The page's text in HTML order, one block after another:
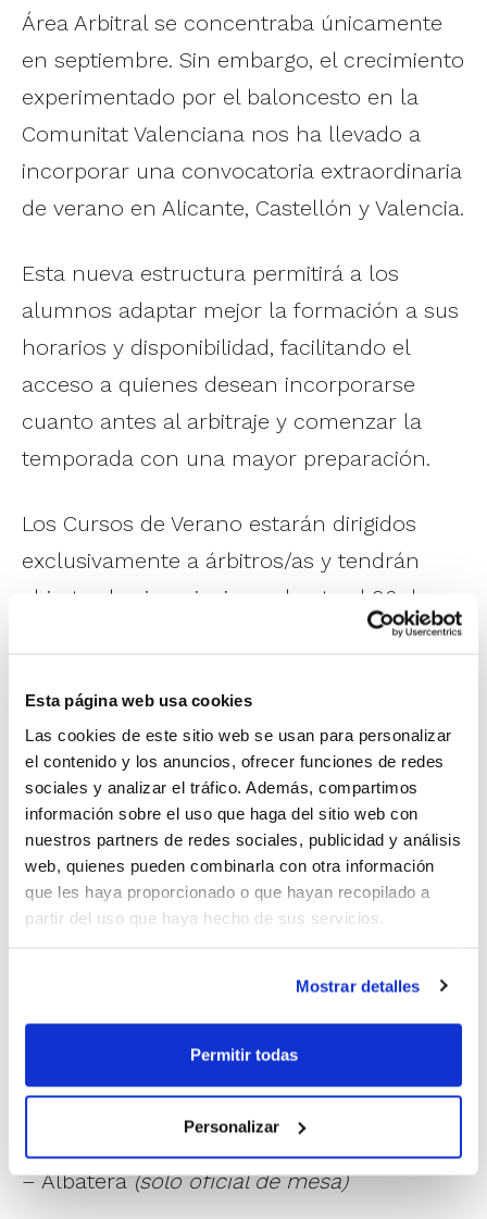
Esta página web usa cookies
Las cookies de este sitio web se usan para personalizar
el contenido y los anuncios, ofrecer funciones de redes
sociales y analizar el tráfico. Además, compartimos
información sobre el uso que haga del sitio web con
nuestros partners de redes sociales, publicidad y análisis
web, quienes pueden combinarla con otra información
que les haya proporcionado o que hayan recopilado a
partir del uso que haya hecho de sus servicios.
Mostrar detalles
Permitir todas
Personalizar
Área Arbitral se concentraba únicamente
en septiembre. Sin embargo, el crecimiento
experimentado por el baloncesto en la
Comunitat Valenciana nos ha llevado a
incorporar una convocatoria extraordinaria
de verano en Alicante, Castellón y Valencia.
Esta nueva estructura permitirá a los
alumnos adaptar mejor la formación a sus
horarios y disponibilidad, facilitando el
acceso a quienes desean incorporarse
cuanto antes al arbitraje y comenzar la
temporada con una mayor preparación.
Los Cursos de Verano estarán dirigidos
exclusivamente a árbitros/as y tendrán
abiertas las inscripciones hasta el 26 de
junio. Por su parte, en septiembre volverán
Oficial de Mesa, extendiéndose además a
un mayor número de sedes en toda la
Comunitat Valenciana.
Sedes Cursos de Acceso al Área Arbitral:
– Valencia(oficial de mesa con plazas
limitadas)
– Ontinyent
– Chiva
– Albatera(sólo oficial de mesa)